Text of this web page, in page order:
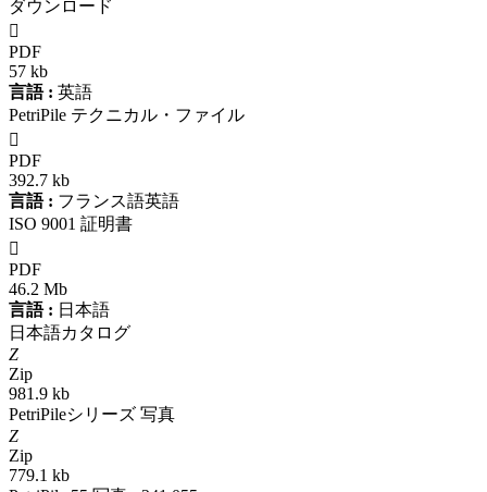
ダウンロード

PDF
57 kb
言語 : 英語
PetriPile テクニカル・ファイル

PDF
392.7 kb
言語 : フランス語英語
ISO 9001 証明書

PDF
46.2 Mb
言語 : 日本語
日本語カタログ
Z
Zip
981.9 kb
PetriPileシリーズ 写真
Z
Zip
779.1 kb